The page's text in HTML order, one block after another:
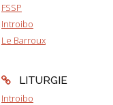
FSSP
Introibo
Le Barroux
LITURGIE
Introibo